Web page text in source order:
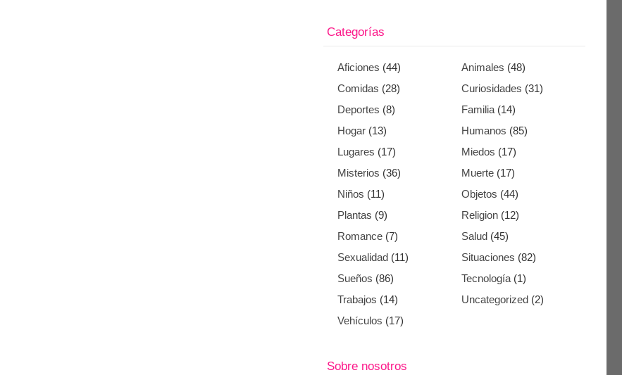
Categorías
Aficiones (44) Animales (48)
Comidas (28) Curiosidades (31)
Deportes (8) Familia (14)
Hogar (13) Humanos (85)
Lugares (17) Miedos (17)
Misterios (36) Muerte (17)
Niños (11) Objetos (44)
Plantas (9) Religion (12)
Romance (7) Salud (45)
Sexualidad (11) Situaciones (82)
Sueños (86) Tecnología (1)
Trabajos (14) Uncategorized (2)
Vehículos (17)
Sobre nosotros